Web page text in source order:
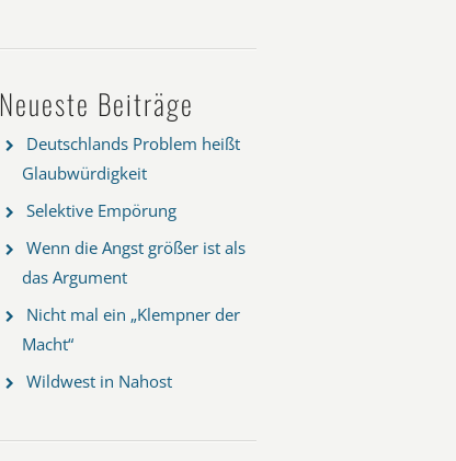
Neueste Beiträge
Deutschlands Problem heißt
Glaubwürdigkeit
Selektive Empörung
Wenn die Angst größer ist als
das Argument
Nicht mal ein „Klempner der
Macht“
Wildwest in Nahost